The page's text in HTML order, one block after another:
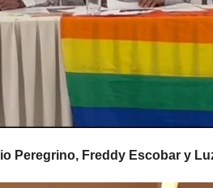
Peregrino, Freddy Escobar y